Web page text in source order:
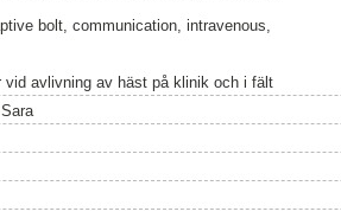
bolt, communication, intravenous,
vid avlivning av häst på klinik och i fält